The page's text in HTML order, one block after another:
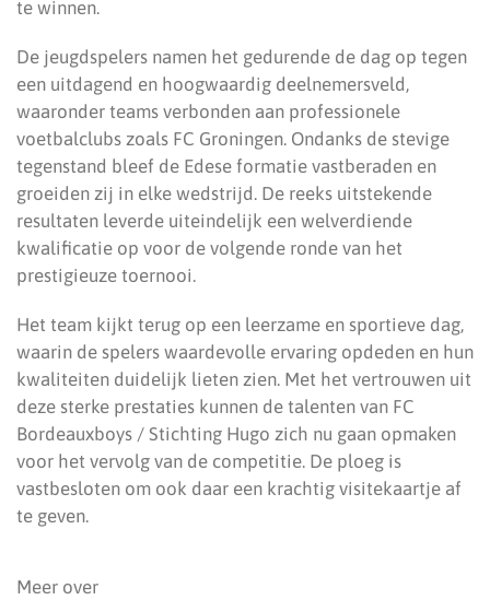
te winnen.
De jeugdspelers namen het gedurende de dag op tegen
een uitdagend en hoogwaardig deelnemersveld,
waaronder teams verbonden aan professionele
voetbalclubs zoals FC Groningen. Ondanks de stevige
tegenstand bleef de Edese formatie vastberaden en
groeiden zij in elke wedstrijd. De reeks uitstekende
resultaten leverde uiteindelijk een welverdiende
kwalificatie op voor de volgende ronde van het
prestigieuze toernooi.
Het team kijkt terug op een leerzame en sportieve dag,
waarin de spelers waardevolle ervaring opdeden en hun
kwaliteiten duidelijk lieten zien. Met het vertrouwen uit
deze sterke prestaties kunnen de talenten van FC
Bordeauxboys / Stichting Hugo zich nu gaan opmaken
voor het vervolg van de competitie. De ploeg is
vastbesloten om ook daar een krachtig visitekaartje af
te geven.
Meer over